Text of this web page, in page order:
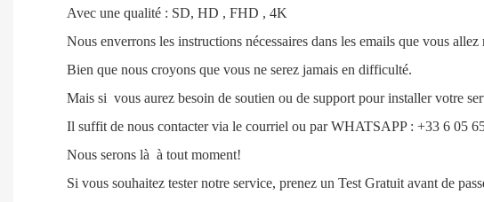
Avec une qualité : SD, HD , FHD , 4K
Nous enverrons les instructions nécessaires dans les emails que vous
Bien que nous croyons que vous ne serez jamais en difficulté.
Mais si vous aurez besoin de soutien ou de support pour installer votre
Il suffit de nous contacter via le courriel ou par WHATSAPP : +33 6 05
Nous serons là à tout moment!
Si vous souhaitez tester notre service, prenez un Test Gratuit avant de